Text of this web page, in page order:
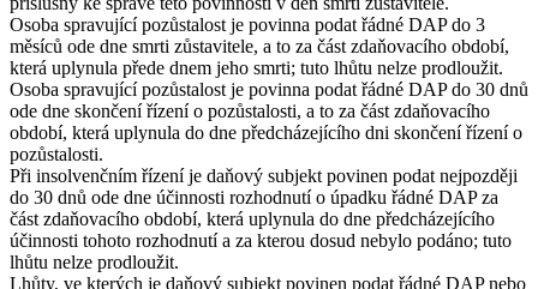
Osoba spravující pozůstalost je povinna podat řádné DAP do 3
měsíců ode dne smrti zůstavitele, a to za část zdaňovacího období,
která uplynula přede dnem jeho smrti; tuto lhůtu nelze prodloužit.
Osoba spravující pozůstalost je povinna podat řádné DAP do 30 dnů
ode dne skončení řízení o pozůstalosti, a to za část zdaňovacího
období, která uplynula do dne předcházejícího dni skončení řízení o
pozůstalosti.
Při insolvenčním řízení je daňový subjekt povinen podat nejpozději
do 30 dnů ode dne účinnosti rozhodnutí o úpadku řádné DAP za
část zdaňovacího období, která uplynula do dne předcházejícího
účinnosti tohoto rozhodnutí a za kterou dosud nebylo podáno; tuto
lhůtu nelze prodloužit.
Lhůty, ve kterých je daňový subjekt povinen podat řádné DAP nebo